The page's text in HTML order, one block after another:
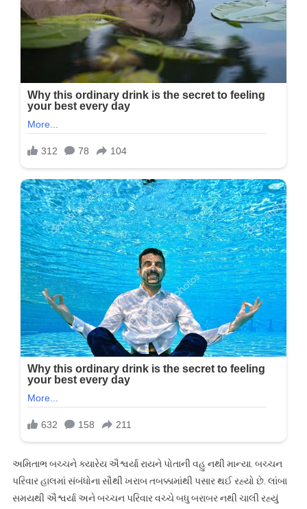
અમિતાભ બચ્ચને ક્યારેય ઐશ્વર્યા રાયને પોતાની વહુ નથી માન્યા. બચ્ચન
પરિવાર હાલમાં સંબંધોના સૌથી ખરાબ તબક્કામાંથી પસાર થઈ રહ્યો છે. લાંબા
સમયથી ઐશ્વર્યા અને બચ્ચન પરિવાર વચ્ચે બધુ બરાબર નથી ચાલી રહ્યું